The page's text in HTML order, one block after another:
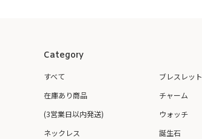
Category
すべて
在庫あり商品
(3営業日以内発送)
ネックレス
ブレスレット
チャーム
ウォッチ
誕生石